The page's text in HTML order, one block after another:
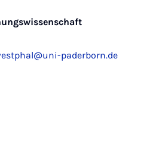
paderborn.de